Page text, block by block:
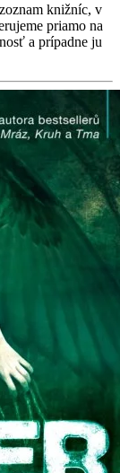
knižníc, v
priamo na
a prípadne ju